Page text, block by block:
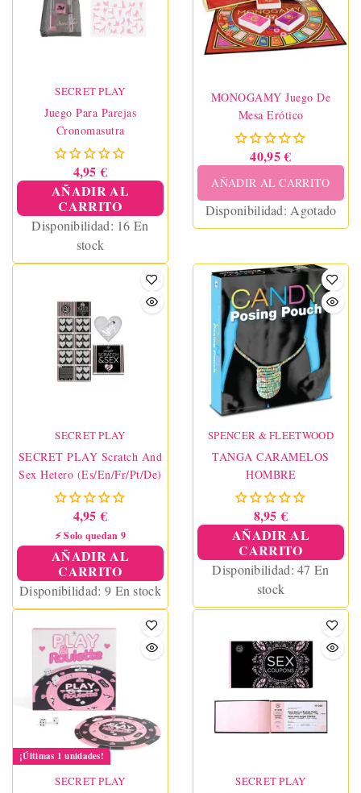
SECRET PLAY
Juego Para Parejas
Cronomasutra
4,95 €
AÑADIR AL
CARRITO
Disponibilidad: 16 En
stock
MONOGAMY Juego De
Mesa Erótico
40,95 €
AÑADIR AL CARRITO
Disponibilidad: Agotado
SECRET PLAY
SECRET PLAY Scratch And
Sex Hetero (Es/En/Fr/Pt/De)
4,95 €
⚡ Solo quedan 9
AÑADIR AL
CARRITO
Disponibilidad: 9 En stock
SPENCER & FLEETWOOD
TANGA CARAMELOS
HOMBRE
8,95 €
AÑADIR AL
CARRITO
Disponibilidad:47 En
stock
¡Últimas 1 unidades!
SECRET PLAY SECRET PLAY